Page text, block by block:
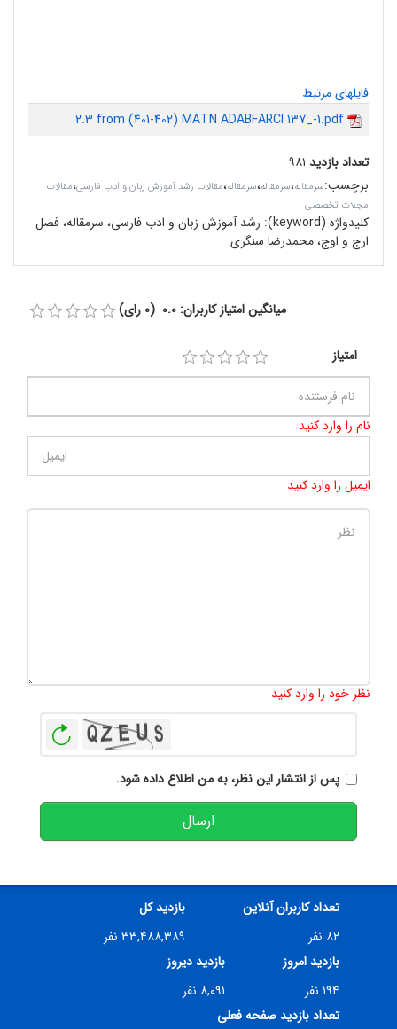
فایلهای مرتبط
2.3 from (401-402) MATN ADABFARCI 137_-1.pdf
تعداد بازدید ۹۸۱
برچسب:سرمقاله‌،سرمقاله،سرمقاله،مقالات رشد آموزش زبان و ادب فارسی،مقالات
مجلات تخصصی
کلیدواژه (keyword):
رشد آموزش زبان و ادب فارسی، سرمقاله، فصل
ارج و اوج، محمدرضا سنگری
میانگین امتیاز کاربران: 0.0 (0 رای)
امتیاز
نام را وارد کنید
ایمیل را وارد کنید
نظر خود را وارد کنید
پس از انتشار این نظر، به من اطلاع داده شود.
ارسال
تعداد کاربران آنلاین
۸۲ نفر
بازدید کل
۳۳,۴۸۸,۳۸۹ نفر
بازدید امروز
۱۹۴ نفر
بازدید دیروز
۸,۰۹۱ نفر
تعداد بازدید صفحه فعلی